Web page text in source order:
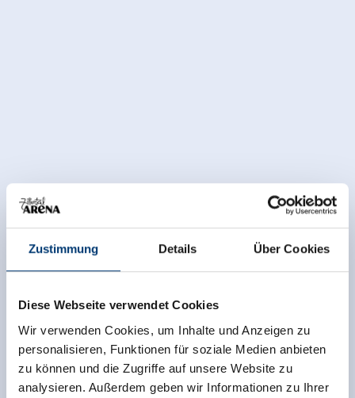
Zustimmung Details Über Cookies
Diese Webseite verwendet Cookies
Wir verwenden Cookies, um Inhalte und Anzeigen zu
personalisieren, Funktionen für soziale Medien anbieten
zu können und die Zugriffe auf unsere Website zu
analysieren. Außerdem geben wir Informationen zu Ihrer